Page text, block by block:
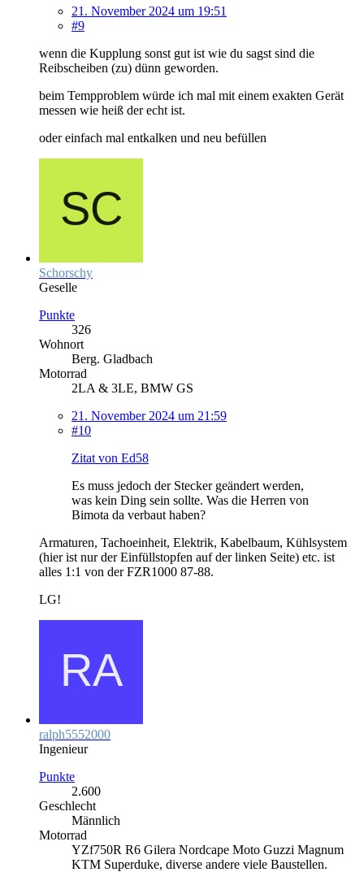
21. November 2024 um 19:51
#9
wenn die Kupplung sonst gut ist wie du sagst sind die
Reibscheiben (zu) dünn geworden.
beim Tempproblem würde ich mal mit einem exakten Gerät
messen wie heiß der echt ist.
oder einfach mal entkalken und neu befüllen
Schorschy
Geselle
Punkte
326
Wohnort
Berg. Gladbach
Motorrad
2LA & 3LE, BMW GS
21. November 2024 um 21:59
#10
Zitat von Ed58
Es muss jedoch der Stecker geändert werden,
was kein Ding sein sollte. Was die Herren von
Bimota da verbaut haben?
Armaturen, Tachoeinheit, Elektrik, Kabelbaum, Kühlsystem
(hier ist nur der Einfüllstopfen auf der linken Seite) etc. ist
alles 1:1 von der FZR1000 87-88.
LG!
ralph5552000
Ingenieur
Punkte
2.600
Geschlecht
Männlich
Motorrad
YZf750R R6 Gilera Nordcape Moto Guzzi Magnum
KTM Superduke, diverse andere viele Baustellen.